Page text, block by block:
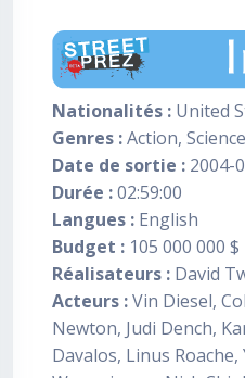
Nationalités : United
Genres :Action,
Date de sortie : 2004-
Durée :02:59:00
Langues : English
Budget : 105 000 000 $
Réalisateurs : David
Acteurs :Vin Diesel,
Newton, Judi Dench,
Davalos, Linus Roache,